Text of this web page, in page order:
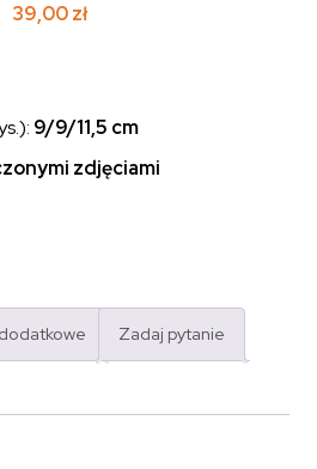
39,00zł
9/9/11,5 cm
zdjęciami
Zadaj pytanie